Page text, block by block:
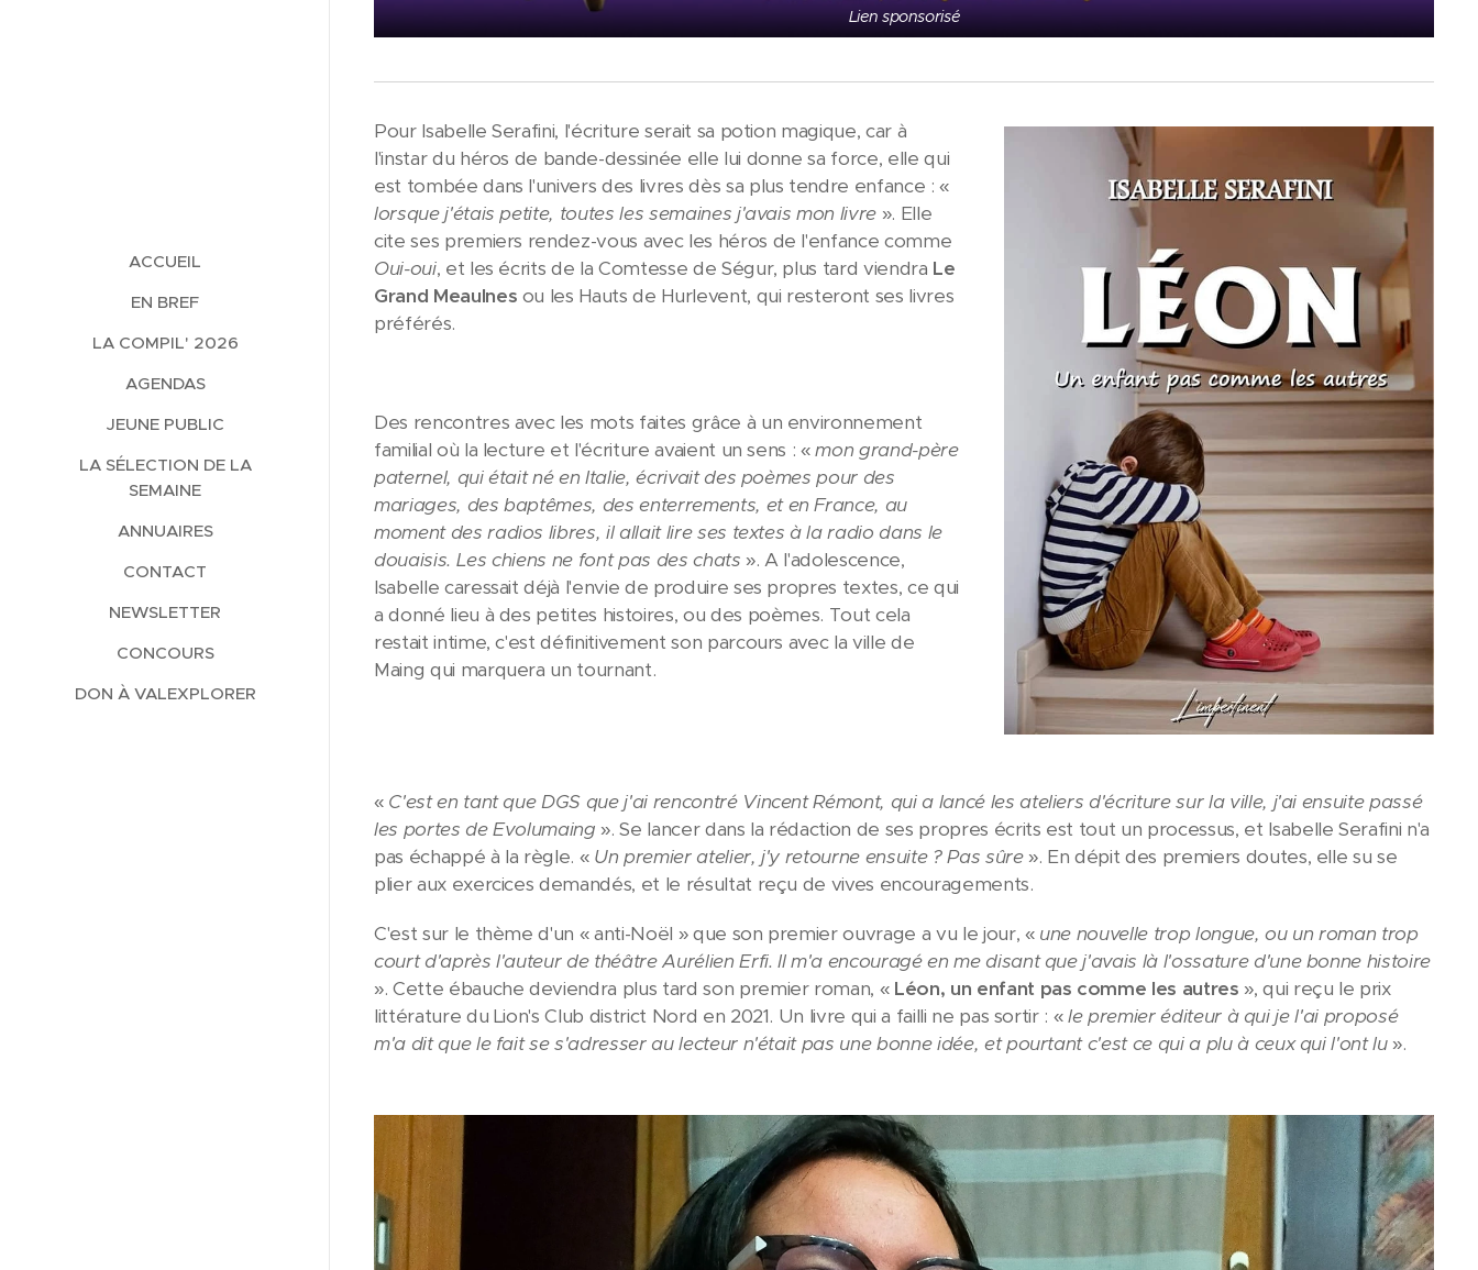
ACCUEIL
EN BREF
LA COMPIL' 2026
AGENDAS
JEUNE PUBLIC
LA SÉLECTION DE LA
SEMAINE
ANNUAIRES
CONTACT
NEWSLETTER
CONCOURS
DON À VALEXPLORER
Lien sponsorisé
Pour Isabelle Serafini, l'écriture serait sa potion magique, car à
l'instar du héros de bande-dessinée elle lui donne sa force, elle qui
est tombée dans l'univers des livres dès sa plus tendre enfance : «
lorsque j'étais petite, toutes les semaines j'avais mon livre ». Elle
cite ses premiers rendez-vous avec les héros de l'enfance comme
Oui-oui, et les écrits de la Comtesse de Ségur, plus tard viendra Le
Grand Meaulnes ou les Hauts de Hurlevent, qui resteront ses livres
préférés.
Des rencontres avec les mots faites grâce à un environnement
familial où la lecture et l'écriture avaient un sens : «mon grand-père
paternel, qui était né en Italie, écrivait des poèmes pour des
mariages, des baptêmes, des enterrements, et en France, au
moment des radios libres, il allait lire ses textes à la radio dans le
douaisis. Les chiens ne font pas des chats ». A l'adolescence,
Isabelle caressait déjà l'envie de produire ses propres textes, ce qui
a donné lieu à des petites histoires, ou des poèmes. Tout cela
restait intime, c'est définitivement son parcours avec la ville de
Maing qui marquera un tournant.
« C'est en tant que DGS que j'ai rencontré Vincent Rémont, qui a lancé les ateliers d'écriture sur la ville, j'ai ensuite passé
les portes de Evolumaing ». Se lancer dans la rédaction de ses propres écrits est tout un processus, et Isabelle Serafini n'a
pas échappé à la règle. « Un premier atelier, j'y retourne ensuite ? Pas sûre ». En dépit des premiers doutes, elle su se
plier aux exercices demandés, et le résultat reçu de vives encouragements.
C'est sur le thème d'un « anti-Noël » que son premier ouvrage a vu le jour, « une nouvelle trop longue, ou un roman trop
court d'après l'auteur de théâtre Aurélien Erfi. Il m'a encouragé en me disant que j'avais là l'ossature d'une bonne histoire
». Cette ébauche deviendra plus tard son premier roman, « Léon, un enfant pas comme les autres », qui reçu le prix
littérature du Lion's Club district Nord en 2021. Un livre qui a failli ne pas sortir : «le premier éditeur à qui je l'ai proposé
m'a dit que le fait se s'adresser au lecteur n'était pas une bonne idée, et pourtant c'est ce qui a plu à ceux qui l'ont lu».